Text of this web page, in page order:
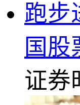
跑步
国股
证券